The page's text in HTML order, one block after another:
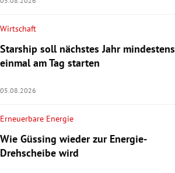
Wirtschaft
Starship soll nächstes Jahr mindestens
einmal am Tag starten
05.08.2026
Erneuerbare Energie
Wie Güssing wieder zur Energie-
Drehscheibe wird